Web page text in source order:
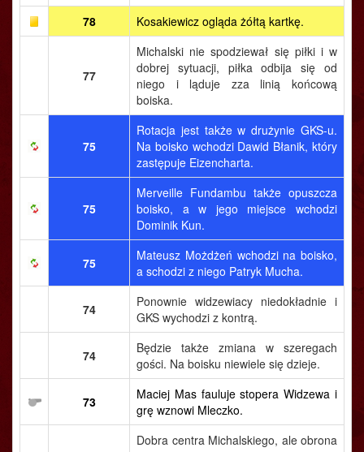
78
Kosakiewicz ogląda żółtą kartkę.
77
Michalski nie spodziewał się piłki i w
dobrej sytuacji, piłka odbija się od
niego i ląduje zza linią końcową
boiska.
75
Rotacja jest także w drużynie GKS-u.
Na boisko wchodzi Dawid Błanik, który
zastępuje Eizencharta.
75
Merveille Fundambu także opuszcza
boisko, a w jego miejsce wchodzi
Dominik Kun.
75
Mateusz Możdżeń wchodzi na boisko,
a schodzi z niego Patryk Mucha.
74
Ponownie widzewiacy niedokładnie i
GKS wychodzi z kontrą.
74
Będzie także zmiana w szeregach
gości. Na boisku niewiele się dzieje.
73
Maciej Mas fauluje stopera Widzewa i
grę wznowi Mleczko.
Dobra centra Michalskiego, ale obrona